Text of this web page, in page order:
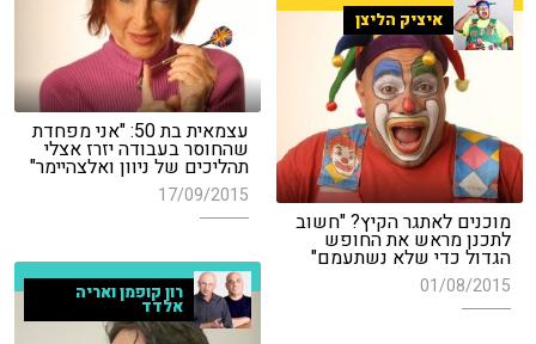
עצמאית בת 50: "אני מפחדת
שהחוסר בעבודה יזרז אצלי
תהליכים של ניוון ואלצהיימר"
17/09/2015
איציק הליצן
מוכנים לאתגר הקיץ? "חשוב
לתכנן מראש את החופש
הגדול כדי שלא נשתעמם"
01/08/2015 רון קופמן ואריה
אלדד